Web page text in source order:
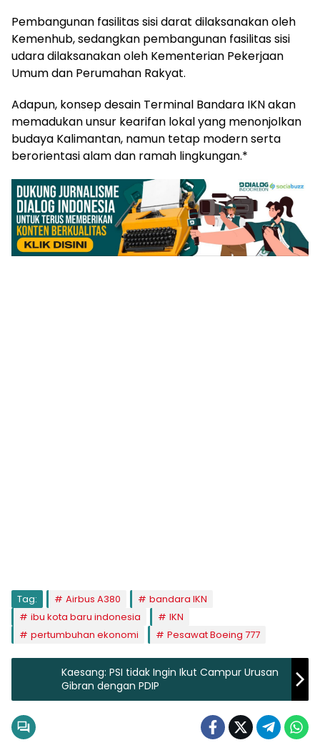
Pembangunan fasilitas sisi darat dilaksanakan oleh
Kemenhub, sedangkan pembangunan fasilitas sisi
udara dilaksanakan oleh Kementerian Pekerjaan
Umum dan Perumahan Rakyat.
Adapun, konsep desain Terminal Bandara IKN akan
memadukan unsur kearifan lokal yang menonjolkan
budaya Kalimantan, namun tetap modern serta
berorientasi alam dan ramah lingkungan.*
Tag: Airbus A380
bandara IKN
ibu kota baru indonesia
IKN
pertumbuhan ekonomi
Pesawat Boeing 777
Kaesang: PSI tidak Ingin Ikut Campur Urusan
Gibran dengan PDIP